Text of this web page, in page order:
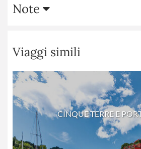
Note
Viaggi simili
CINQUE TERRE E